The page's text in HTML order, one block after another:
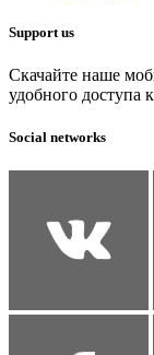
Support us
Скачайте наше
удобного доступа
Social networks